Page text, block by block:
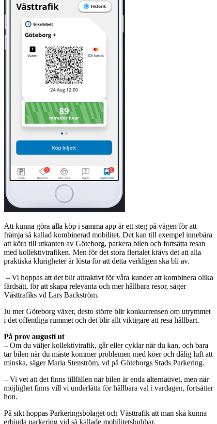
Att kunna göra alla köp i samma app är ett steg på vägen för att
främja så kallad kombinerad mobilitet. Det kan till exempel innebära
att köra till utkanten av Göteborg, parkera bilen och fortsätta resan
med kollektivtrafiken. Men för det stora flertalet krävs det att alla
praktiska klurigheter är lösta för att detta verkligen ska bli av.
– Vi hoppas att det blir attraktivt för våra kunder att kombinera olika
färdsätt, för att skapa relevanta och mer hållbara resor, säger
Västtrafiks vd Lars Backström.
Ju mer Göteborg växer, desto större blir konkurrensen om utrymmet
i det offentliga rummet och det blir allt viktigare att resa hållbart.
På prov augusti ut
– Om du väljer kollektivtrafik, går eller cyklar när du kan, och bara
tar bilen när du måste kommer problemen med köer och dålig luft att
minska, säger Maria Stenström, vd på Göteborgs Stads Parkering.
– Vi vet att det finns tillfällen när bilen är enda alternativet, men när
möjlighet finns vill vi underlätta för hållbara val i vardagen, fortsätter
hon.
På sikt hoppas Parkeringsbolaget och Västtrafik att man ska kunna
erbjuda parkering vid så kallade mobilitetshubbar.